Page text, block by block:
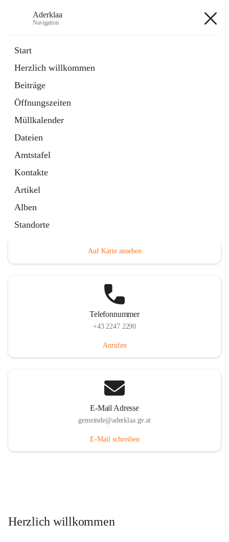
Aderklaa
Navigation
Start
Herzlich willkommen
Beiträge
Öffnungszeiten
Müllkalender
Dateien
Amtstafel
Kontakte
Artikel
Alben
Standorte
6 Schnellzugriffe
Gemeinde
3 Schnellzugriffe
Auf Karte ansehen
Telefonnummer
+43 2247 2290
Anrufen
E-Mail Adresse
gemeinde@aderklaa.gv.at
E-Mail schreiben
Herzlich willkommen